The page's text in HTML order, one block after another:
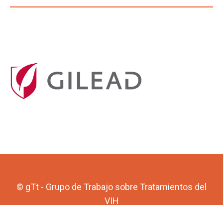
© gTt - Grupo de Trabajo sobre Tratamientos del
VIH